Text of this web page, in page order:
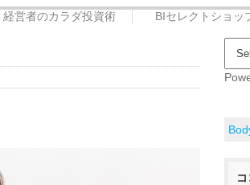
経営者のカラダ投資術 BIセレクトショッ